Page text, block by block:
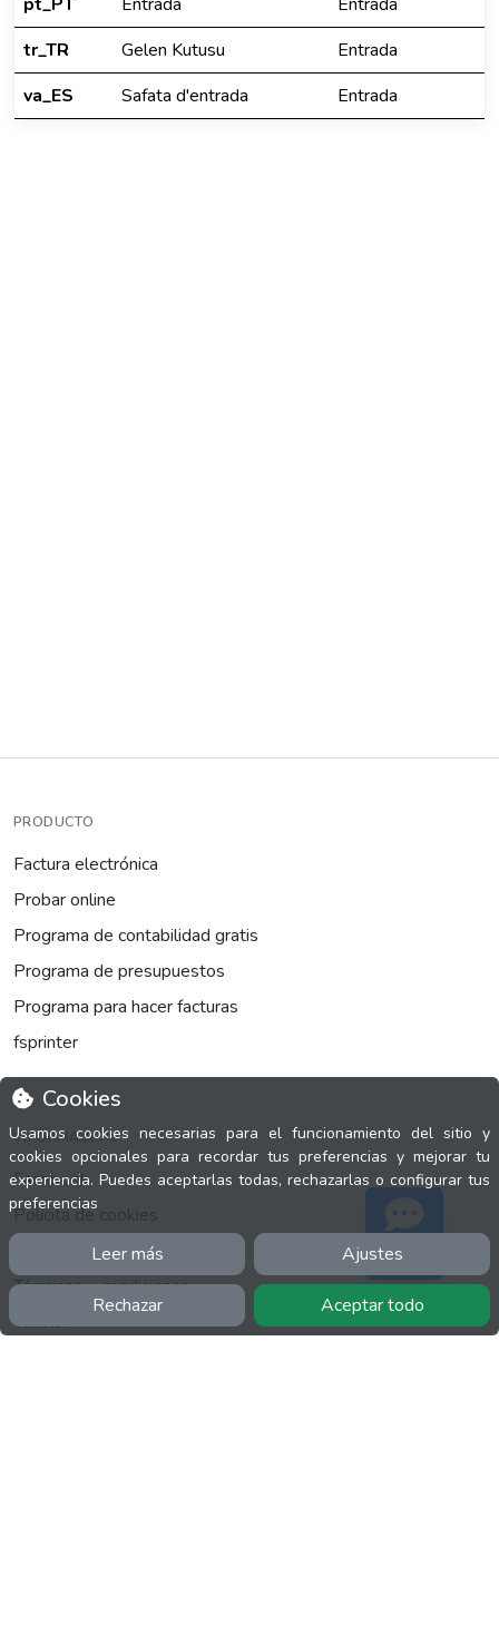
tr_TR
Gelen Kutusu
Entrada
va_ES
Safata d'entrada Entrada
Cookies
Usamos cookies necesarias para el funcionamiento del sitio y
cookies opcionales para recordar tus preferencias y mejorar tu
experiencia. Puedes aceptarlas todas, rechazarlas o configurar tus
preferencias
Leer más Ajustes
Rechazar Aceptar todo
PRODUCTO
Factura electrónica
Probar online
Programa de contabilidad gratis
Programa de presupuestos
Programa para hacer facturas
fsprinter
INFORMACIÓN
Facebook
Polícita de cookies
Política de privacidad
Términos y condiciones
Twitter
Soporte